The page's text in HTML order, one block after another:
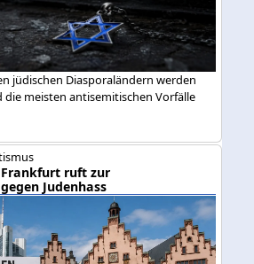
jüdischen Diasporaländern werden
meisten antisemitischen Vorfälle
ruft zur
Judenhass